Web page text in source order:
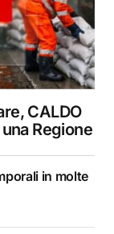
CALDO
Regione
in molte